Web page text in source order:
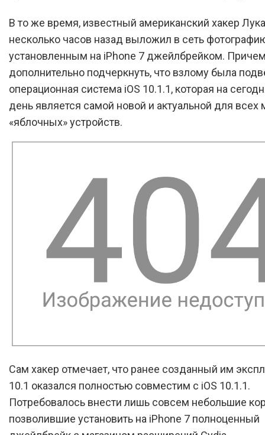
В то же время, известный американский хакер
несколько часов назад выложил в сеть
установленным на iPhone 7 джейлбрейком.
дополнительно подчеркнуть, что взлому была
операционная система iOS 10.1.1, которая на
день является самой новой и актуальной для
«яблочных» устройств.
Сам хакер отмечает, что ранее созданный им
10.1 оказался полностью совместим с iOS 10.1.1.
Потребовалось внести лишь совсем небольшие
позволившие установить на iPhone 7 полноценный